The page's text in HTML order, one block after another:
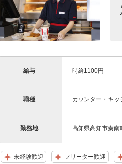
給与 時給1100円
職種 カウンター・キ
勤務地 高知県高知市秦南
未経験歓迎 フリーター歓迎